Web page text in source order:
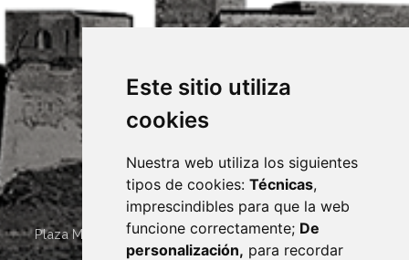
Este sitio utiliza
cookies
Nuestra web utiliza los siguientes
tipos de cookies: Técnicas,
imprescindibles para que la web
funcione correctamente; De
personalización, para recordar
Plaza Mayor 4 22400 MONZÓN - ARAGÓN (ESPAÑA)
· (34) 974 400 700 ·